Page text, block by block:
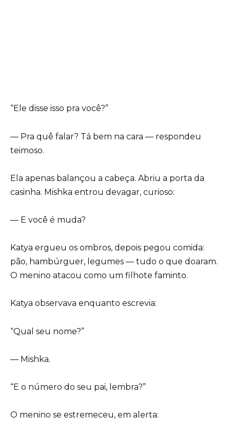
“Ele disse isso pra você?”
— Pra quê falar? Tá bem na cara — respondeu
teimoso.
Ela apenas balançou a cabeça. Abriu a porta da
casinha. Mishka entrou devagar, curioso:
— E você é muda?
Katya ergueu os ombros, depois pegou comida:
pão, hambúrguer, legumes — tudo o que doaram.
O menino atacou como um filhote faminto.
Katya observava enquanto escrevia:
“Qual seu nome?”
— Mishka.
“E o número do seu pai, lembra?”
O menino se estremeceu, em alerta: